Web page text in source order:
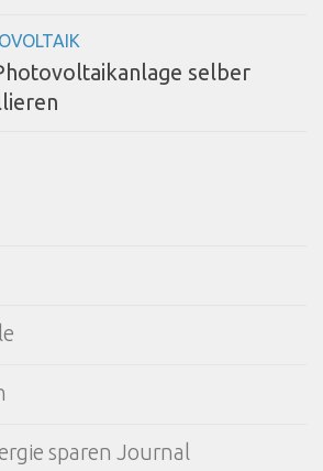
selber
sparen Journal